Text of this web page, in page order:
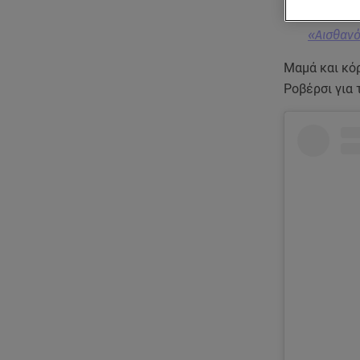
Μαμά και
Ροβέρσι